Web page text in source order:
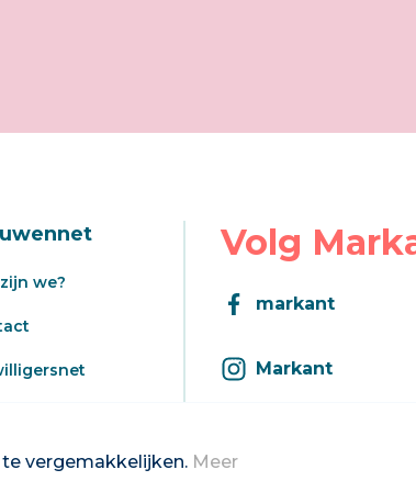
vergemakkelijken. Meer
we?
aanbod
Volg
markant
Markant